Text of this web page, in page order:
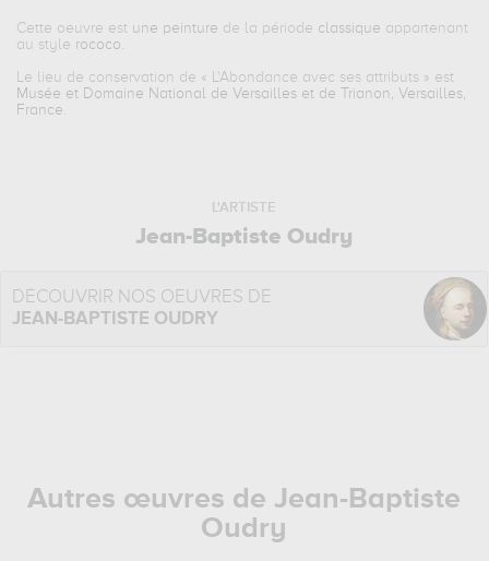
Cette oeuvre est une peinture de la période classique appartenant
au style rococo.
Le lieu de conservation de « L'Abondance avec ses attributs » est
Musée et Domaine National de Versailles et de Trianon, Versailles,
France.
L'ARTISTE
Jean-Baptiste Oudry
DÉCOUVRIR NOS OEUVRES DE
JEAN-BAPTISTE OUDRY
Autres œuvres de Jean-Baptiste
Oudry